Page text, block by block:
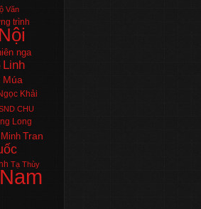
Văn
trình
nga
Linh
Múa
Khải
CHU
Long
Tran
Tạ Thùy